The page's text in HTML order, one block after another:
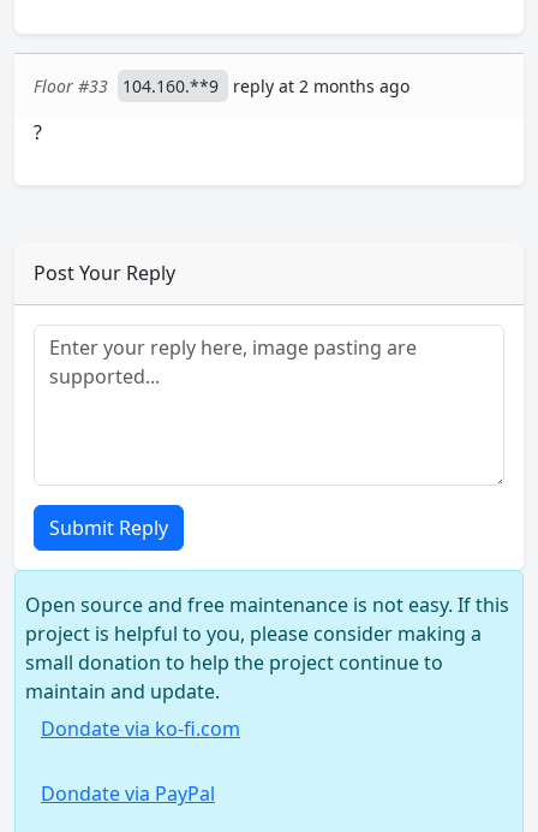
Floor #33 104.160.**9 reply at 2 months ago
?
Post Your Reply
Submit Reply
Open source and free maintenance is not easy. If this
project is helpful to you, please consider making a
small donation to help the project continue to
maintain and update.
Dondate via ko-fi.com
Dondate via PayPal